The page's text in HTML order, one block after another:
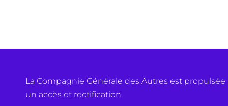
La Compagnie Générale des Autres est
un accès et rectification.